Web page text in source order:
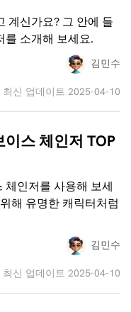
계신가요? 그 안에 들
를 소개해 보세요.
김민수
최신 업데이트 2025-04-10
스 체인저 TOP
체인저를 사용해 보세
해 유명한 캐릭터처럼
김민수
최신 업데이트 2025-04-10